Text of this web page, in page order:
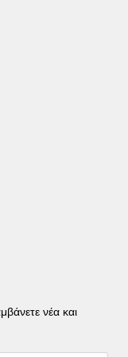
νέα και